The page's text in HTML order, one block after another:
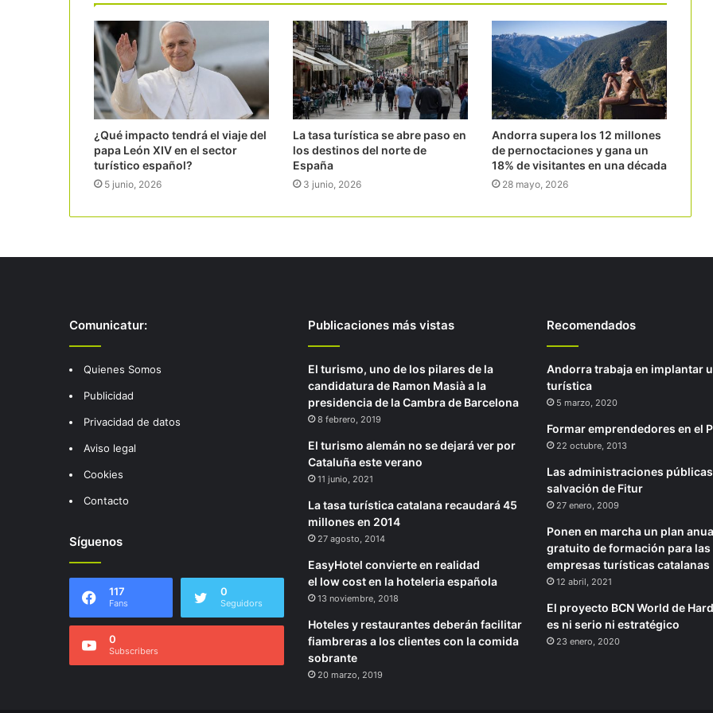
¿Qué impacto tendrá el viaje del
papa León XIV en el sector
turístico español?
5 junio, 2026
La tasa turística se abre paso en
los destinos del norte de
España
3 junio, 2026
Andorra supera los 12 millones
de pernoctaciones y gana un
18% de visitantes en una década
28 mayo, 2026
Comunicatur:
Quienes Somos
Publicidad
Privacidad de datos
Aviso legal
Cookies
Contacto
Síguenos
117
Fans
0
Seguidors
0
Subscribers
Publicaciones más vistas
El turismo, uno de los pilares de la
candidatura de Ramon Masià a la
presidencia de la Cambra de Barcelona
8 febrero, 2019
El turismo alemán no se dejará ver por
Cataluña este verano
11 junio, 2021
La tasa turística catalana recaudará 45
millones en 2014
27 agosto, 2014
EasyHotel convierte en realidad
el low cost en la hoteleria española
13 noviembre, 2018
Hoteles y restaurantes deberán facilitar
fiambreras a los clientes con la comida
sobrante
20 marzo, 2019
Recomendados
Andorra trabaja en implantar
turística
5 marzo, 2020
Formar emprendedores en el
22 octubre, 2013
Las administraciones
salvación de Fitur
27 enero, 2009
Ponen en marcha un plan
gratuito de formación para las
empresas turísticas catalanas
12 abril, 2021
El proyecto BCN World de
es ni serio ni estratégico
23 enero, 2020